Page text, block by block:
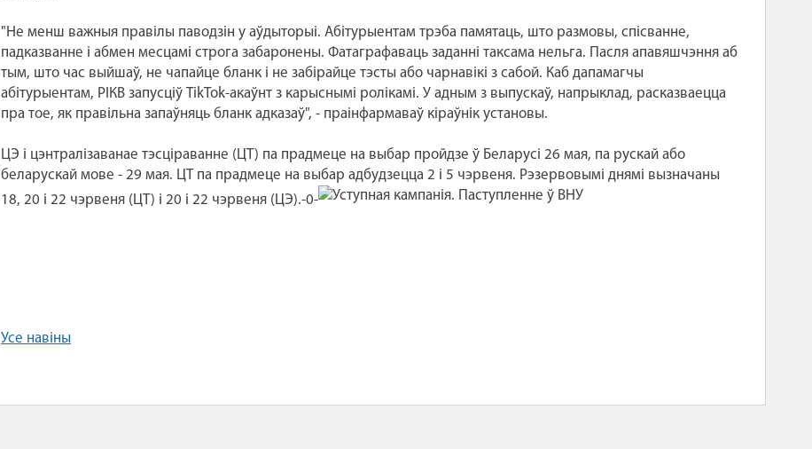
"Не менш важныя правілы паводзін у аўдыторыі. Абітурыентам трэба памятаць, што размовы, спісванне,
падказванне і абмен месцамі строга забаронены. Фатаграфаваць заданні таксама нельга. Пасля апавяшчэння аб
тым, што час выйшаў, не чапайце бланк і не забірайце тэсты або чарнавікі з сабой. Каб дапамагчы
абітурыентам, РІКВ запусціў TikTok-акаўнт з карыснымі ролікамі. У адным з выпускаў, напрыклад, расказваецца
пра тое, як правільна запаўняць бланк адказаў", - праінфармаваў кіраўнік установы.
ЦЭ і цэнтралізаванае тэсціраванне (ЦТ) па прадмеце на выбар пройдзе ў Беларусі 26 мая, па рускай або
беларускай мове - 29 мая. ЦТ па прадмеце на выбар адбудзецца 2 і 5 чэрвеня. Рэзервовымі днямі вызначаны
18, 20 і 22 чэрвеня (ЦТ) і 20 і 22 чэрвеня (ЦЭ).-0-
Усе навіны